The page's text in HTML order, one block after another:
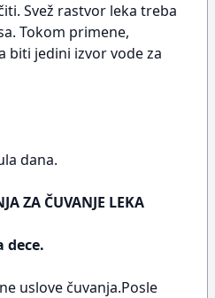
Svež rastvor leka treba
Tokom primene,
biti jedini izvor vode za
dana.
ZA ČUVANJE LEKA
dece.
uslove čuvanja.Posle